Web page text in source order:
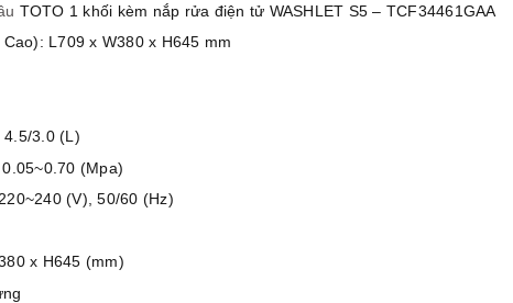
TOTO 1 khối kèm nắp rửa điện tử WASHLET S5 – TCF34461GAA
L709 x W380 x H645 mm
3.0 (L)
(Mpa)
(V), 50/60 (Hz)
x H645 (mm)